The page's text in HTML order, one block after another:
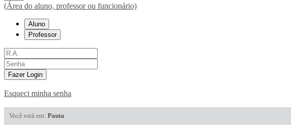
(Área do aluno, professor ou funcionário)
Aluno
Professor
Fazer Login
Esqueci minha senha
Você está em: Pauta